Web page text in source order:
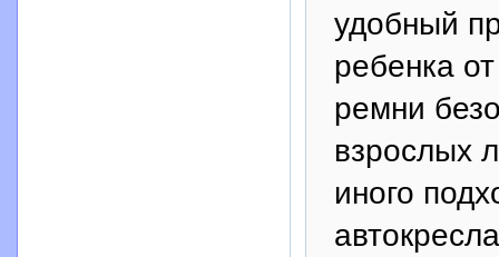
удобный
ребенка
ремни
взрослых
иного